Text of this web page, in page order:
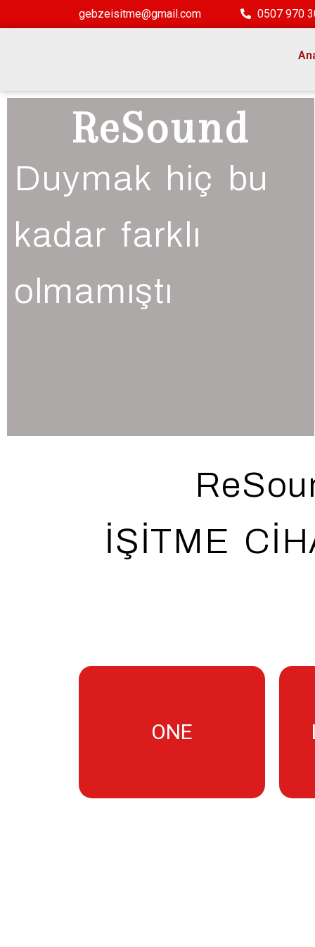
gebzeisitme@gmail.com 0507 970
ReSound
Duymak hiç bu
kadar farklı
olmamıştı
İŞİTME
ONE